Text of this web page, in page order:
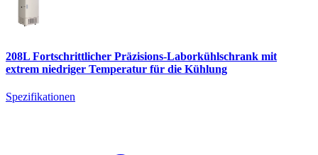
208L Fortschrittlicher Präzisions-Laborkühlschrank mit
extrem niedriger Temperatur für die Kühlung
Spezifikationen